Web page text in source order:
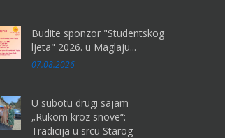
Budite sponzor "Studentskog
ljeta" 2026. u Maglaju...
07.08.2026
U subotu drugi sajam
„Rukom kroz snove“:
Tradicija u srcu Starog